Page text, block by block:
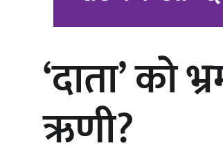
‘आइतबारको
‘दाता’ को
ऋणी?